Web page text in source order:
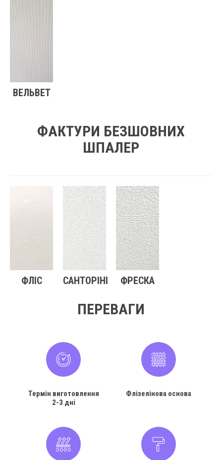
ВЕЛЬВЕТ
ФАКТУРИ БЕЗШОВНИХ
ШПАЛЕР
ФЛІС САНТОРІНІ ФРЕСКА
ПЕРЕВАГИ
Термін виготовлення
2-3 дні
Флізелінова основа